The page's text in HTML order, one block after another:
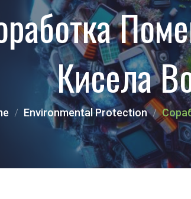
ЛИЦЕНЦА
НАШИОТ ТИМ
ЕКО КАЛЕНДАР
ПОЛИТИКА ЗА КВАЛИТЕТ
Кисела
Environmental Protection